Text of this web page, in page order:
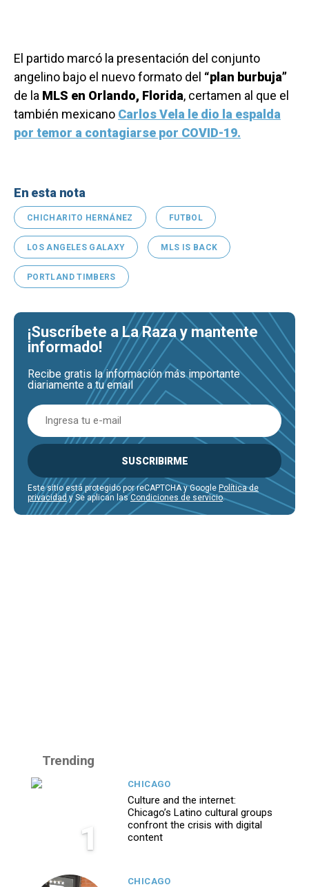
El partido marcó la presentación del conjunto
angelino bajo el nuevo formato del “plan burbuja”
de la MLS en Orlando, Florida, certamen al que el
también mexicano Carlos Vela le dio la espalda
por temor a contagiarse por COVID-19.
En esta nota
CHICHARITO HERNÁNEZ FUTBOL
LOS ANGELES GALAXY MLS IS BACK
PORTLAND TIMBERS
¡Suscríbete a La Raza y mantente
informado!
Recibe gratis la información más importante
diariamente a tu email
SUSCRIBIRME
Este sitio está protegido por reCAPTCHA y Google Política de
privacidad y Se aplican lasCondiciones de servicio.
Trending
1
CHICAGO
Culture and the internet:
Chicago’s Latino cultural groups
confront the crisis with digital
content
CHICAGO